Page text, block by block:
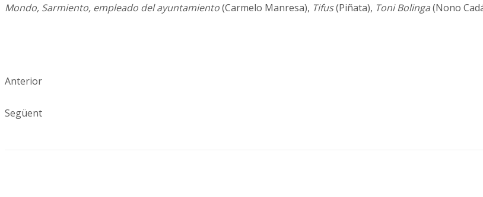
Mondo, Sarmiento, empleado del ayuntamiento(Carmelo Manresa), Tifus(Piñata), Toni Bolinga(Nono
Anterior
Següent